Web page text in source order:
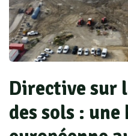
Directive sur
des sols :